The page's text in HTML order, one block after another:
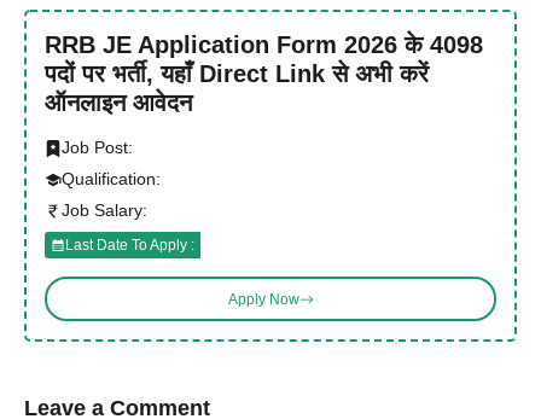
RRB JE Application Form 2026 के 4098
पदों पर भर्ती, यहाँ Direct Link से अभी करें
ऑनलाइन आवेदन
Job Post:
Qualification:
Job Salary:
Last Date To Apply :
Apply Now
Leave a Comment